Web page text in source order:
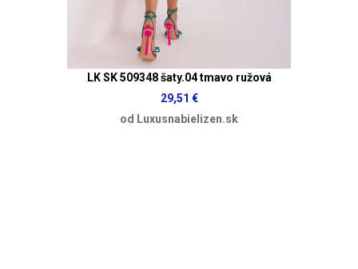
LK SK 509348 šaty.04 tmavo ružová
29,51 €
od Luxusnabielizen.sk